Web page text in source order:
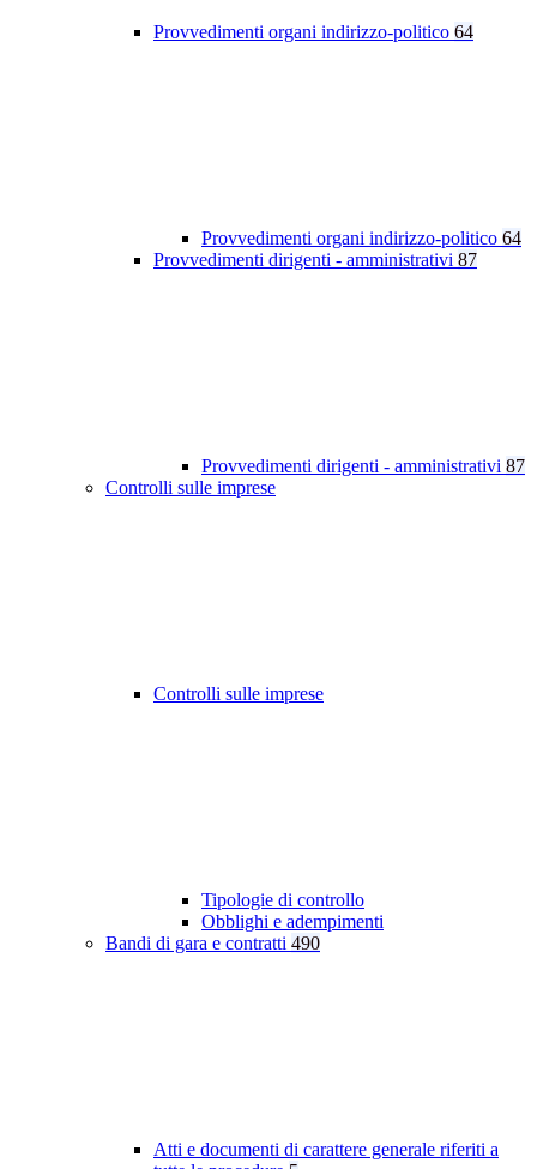
Provvedimenti organi indirizzo-politico 64
Provvedimenti organi indirizzo-politico 64
Provvedimenti dirigenti - amministrativi 87
Provvedimenti dirigenti - amministrativi 87
Controlli sulle imprese
Controlli sulle imprese
Tipologie di controllo
Obblighi e adempimenti
Bandi di gara e contratti 490
Atti e documenti di carattere generale riferiti a